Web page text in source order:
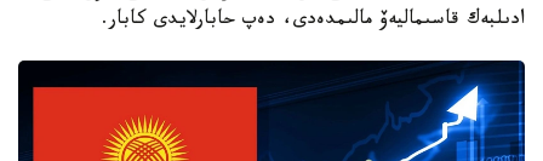
ادىلبەك قاسىماليەۆ مالىمدەدى، دەپ حابارلايدى كابار.